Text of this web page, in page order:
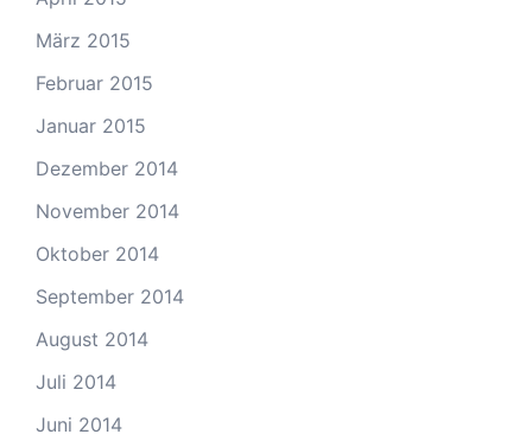
März 2015
Februar 2015
Januar 2015
Dezember 2014
November 2014
Oktober 2014
September 2014
August 2014
Juli 2014
Juni 2014